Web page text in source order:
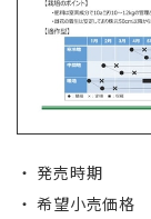
・ 発売時期
・ 希望小売価格